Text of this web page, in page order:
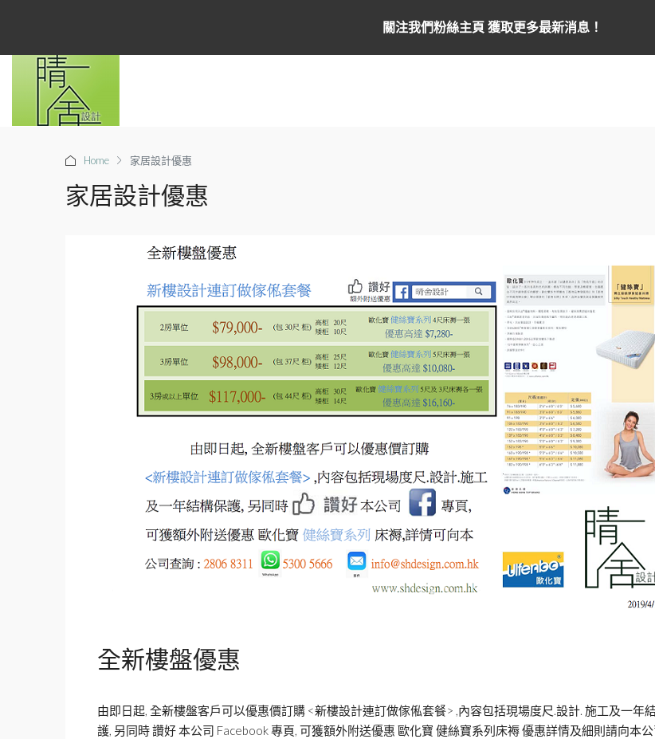
Home 家居設計優惠
家居設計優惠
全新樓盤優惠
由即日起, 全新樓盤客戶可以優惠價訂購 <新樓設計連訂做傢俬套餐> ,內容包括現場度尺.設計. 施工及一年
護, 另同時 讚好 本公司 Facebook 專頁, 可獲額外附送優惠 歐化寶 健絲寶系列床褥 優惠詳情及細則請向本
關注我們粉絲主頁 獲取更多最新消息！